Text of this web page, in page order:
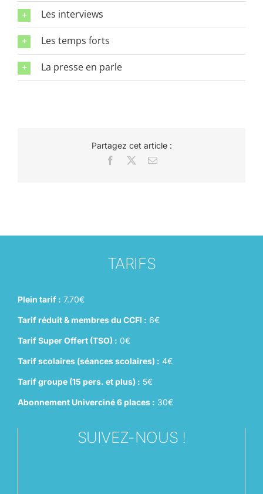
Les interviews
Les temps forts
La presse en parle
Partagez cet article :
Facebook Email
TARIFS
Plein tarif : 7.70€
Tarif réduit & membres du CCFI : 6€
Tarif Super Offert (TSO) : 0€
Tarif scolaires (séances scolaires) : 4€
Tarif groupe (15 pers. et plus) : 5€
Abonnement Univerciné 6 places : 30€
SUIVEZ-NOUS !